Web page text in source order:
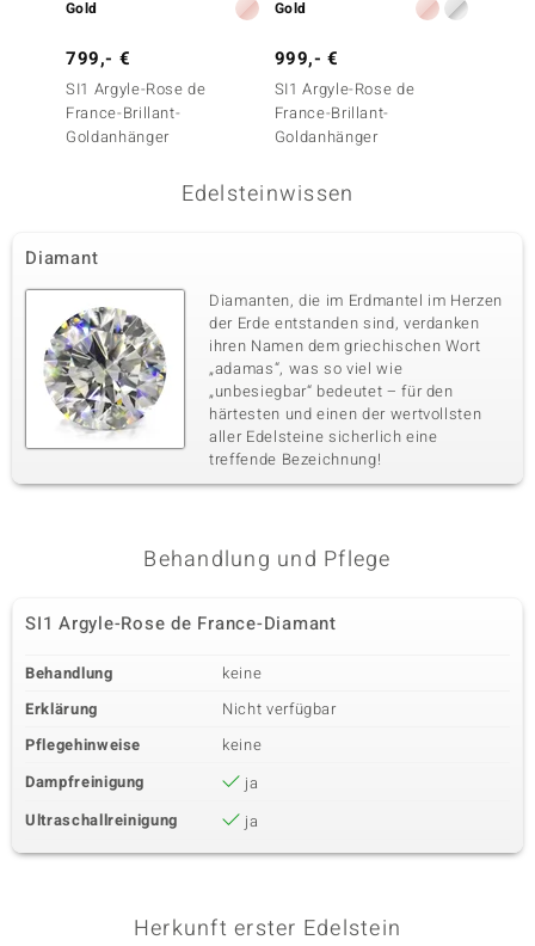
Gold
799,- €
SI1 Argyle-Rose de
France-Brillant-
Goldanhänger
Gold
999,- €
SI1 Argyle-Rose de
France-Brillant-
Goldanhänger
Edelsteinwissen
Diamant
Diamanten, die im Erdmantel im Herzen
der Erde entstanden sind, verdanken
ihren Namen dem griechischen Wort
„adamas“, was so viel wie
„unbesiegbar“ bedeutet – für den
härtesten und einen der wertvollsten
aller Edelsteine sicherlich eine
treffende Bezeichnung!
Behandlung und Pflege
SI1 Argyle-Rose de France-Diamant
Behandlung
keine
Erklärung
Nicht verfügbar
Pflegehinweise
keine
Dampfreinigung
ja
Ultraschallreinigung
ja
Herkunft erster Edelstein